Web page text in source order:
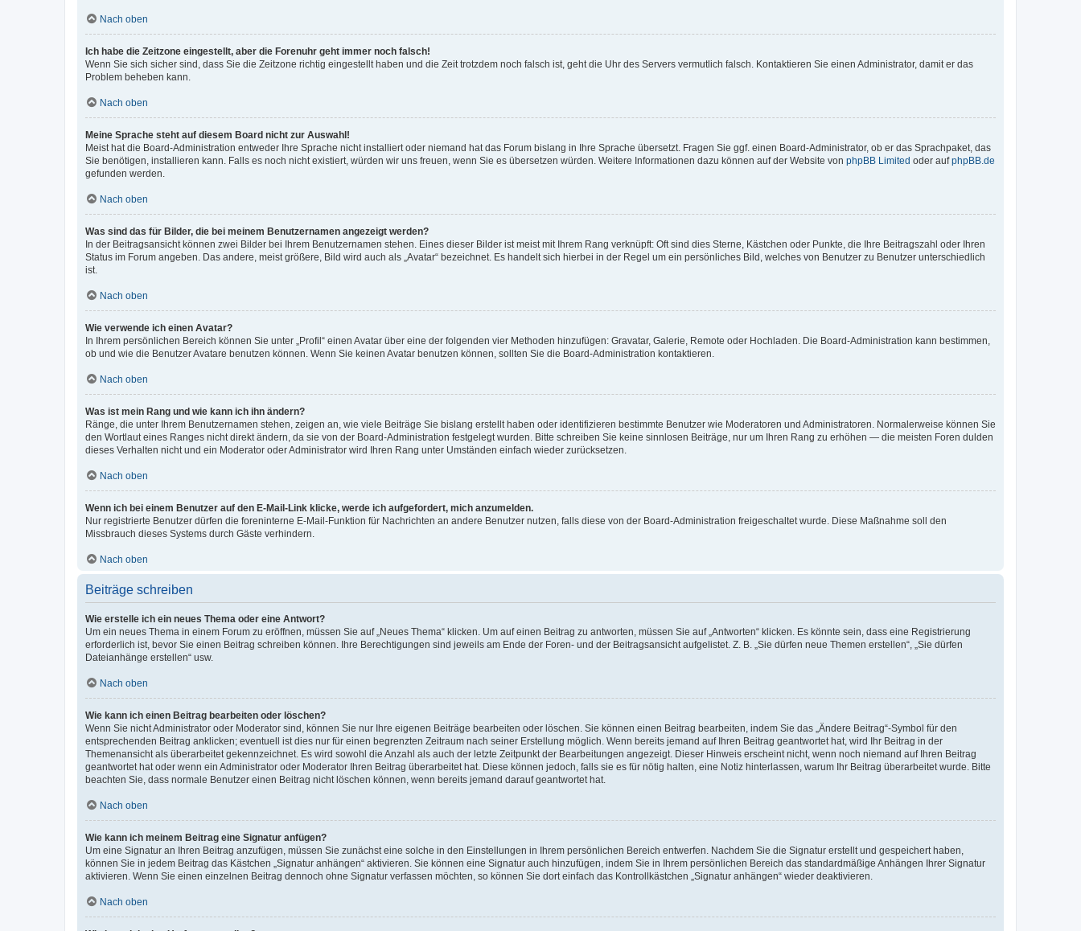
Nach oben
Ich habe die Zeitzone eingestellt, aber die Forenuhr geht immer noch falsch!
Wenn Sie sich sicher sind, dass Sie die Zeitzone richtig eingestellt haben und die Zeit trotzdem noch falsch ist, geht die Uhr des Servers vermutlich falsch. Kontaktieren Sie einen Administrator, damit er das
Problem beheben kann.
Nach oben
Meine Sprache steht auf diesem Board nicht zur Auswahl!
Meist hat die Board-Administration entweder Ihre Sprache nicht installiert oder niemand hat das Forum bislang in Ihre Sprache übersetzt. Fragen Sie ggf. einen Board-Administrator, ob er das Sprachpaket, das
Sie benötigen, installieren kann. Falls es noch nicht existiert, würden wir uns freuen, wenn Sie es übersetzen würden. Weitere Informationen dazu können auf der Website von phpBB Limited oder aufphpBB.de
gefunden werden.
Nach oben
Was sind das für Bilder, die bei meinem Benutzernamen angezeigt werden?
In der Beitragsansicht können zwei Bilder bei Ihrem Benutzernamen stehen. Eines dieser Bilder ist meist mit Ihrem Rang verknüpft: Oft sind dies Sterne, Kästchen oder Punkte, die Ihre Beitragszahl oder Ihren
Status im Forum angeben. Das andere, meist größere, Bild wird auch als „Avatar“ bezeichnet. Es handelt sich hierbei in der Regel um ein persönliches Bild, welches von Benutzer zu Benutzer unterschiedlich
ist.
Nach oben
Wie verwende ich einen Avatar?
In Ihrem persönlichen Bereich können Sie unter „Profil“ einen Avatar über eine der folgenden vier Methoden hinzufügen: Gravatar, Galerie, Remote oder Hochladen. Die Board-Administration kann bestimmen,
ob und wie die Benutzer Avatare benutzen können. Wenn Sie keinen Avatar benutzen können, sollten Sie die Board-Administration kontaktieren.
Nach oben
Was ist mein Rang und wie kann ich ihn ändern?
Ränge, die unter Ihrem Benutzernamen stehen, zeigen an, wie viele Beiträge Sie bislang erstellt haben oder identifizieren bestimmte Benutzer wie Moderatoren und Administratoren. Normalerweise können Sie
den Wortlaut eines Ranges nicht direkt ändern, da sie von der Board-Administration festgelegt wurden. Bitte schreiben Sie keine sinnlosen Beiträge, nur um Ihren Rang zu erhöhen — die meisten Foren dulden
dieses Verhalten nicht und ein Moderator oder Administrator wird Ihren Rang unter Umständen einfach wieder zurücksetzen.
Nach oben
Wenn ich bei einem Benutzer auf den E-Mail-Link klicke, werde ich aufgefordert, mich anzumelden.
Nur registrierte Benutzer dürfen die foreninterne E-Mail-Funktion für Nachrichten an andere Benutzer nutzen, falls diese von der Board-Administration freigeschaltet wurde. Diese Maßnahme soll den
Missbrauch dieses Systems durch Gäste verhindern.
Nach oben
Beiträge schreiben
Wie erstelle ich ein neues Thema oder eine Antwort?
Um ein neues Thema in einem Forum zu eröffnen, müssen Sie auf „Neues Thema“ klicken. Um auf einen Beitrag zu antworten, müssen Sie auf „Antworten“ klicken. Es könnte sein, dass eine Registrierung
erforderlich ist, bevor Sie einen Beitrag schreiben können. Ihre Berechtigungen sind jeweils am Ende der Foren- und der Beitragsansicht aufgelistet. Z. B. „Sie dürfen neue Themen erstellen“, „Sie dürfen
Dateianhänge erstellen“ usw.
Nach oben
Wie kann ich einen Beitrag bearbeiten oder löschen?
Wenn Sie nicht Administrator oder Moderator sind, können Sie nur Ihre eigenen Beiträge bearbeiten oder löschen. Sie können einen Beitrag bearbeiten, indem Sie das „Ändere Beitrag“-Symbol für den
entsprechenden Beitrag anklicken; eventuell ist dies nur für einen begrenzten Zeitraum nach seiner Erstellung möglich. Wenn bereits jemand auf Ihren Beitrag geantwortet hat, wird Ihr Beitrag in der
Themenansicht als überarbeitet gekennzeichnet. Es wird sowohl die Anzahl als auch der letzte Zeitpunkt der Bearbeitungen angezeigt. Dieser Hinweis erscheint nicht, wenn noch niemand auf Ihren Beitrag
geantwortet hat oder wenn ein Administrator oder Moderator Ihren Beitrag überarbeitet hat. Diese können jedoch, falls sie es für nötig halten, eine Notiz hinterlassen, warum Ihr Beitrag überarbeitet wurde. Bitte
beachten Sie, dass normale Benutzer einen Beitrag nicht löschen können, wenn bereits jemand darauf geantwortet hat.
Nach oben
Wie kann ich meinem Beitrag eine Signatur anfügen?
Um eine Signatur an Ihren Beitrag anzufügen, müssen Sie zunächst eine solche in den Einstellungen in Ihrem persönlichen Bereich entwerfen. Nachdem Sie die Signatur erstellt und gespeichert haben,
können Sie in jedem Beitrag das Kästchen „Signatur anhängen“ aktivieren. Sie können eine Signatur auch hinzufügen, indem Sie in Ihrem persönlichen Bereich das standardmäßige Anhängen Ihrer Signatur
aktivieren. Wenn Sie einen einzelnen Beitrag dennoch ohne Signatur verfassen möchten, so können Sie dort einfach das Kontrollkästchen „Signatur anhängen“ wieder deaktivieren.
Nach oben